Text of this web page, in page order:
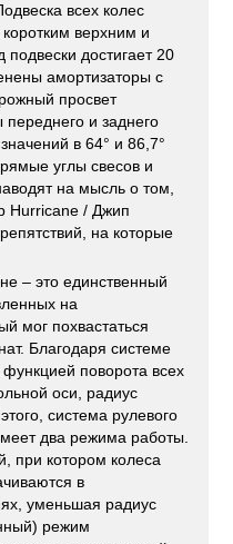
всех колес
верхним и
достигает 20
амортизаторы с
просвет
и заднего
в 64° и 86,7°
углы свесов и
на мысль о том,
Hurricane / Джип
на которые
– это единственный
на
мог похвастаться
Благодаря системе
поворота всех
оси, радиус
система рулевого
два режима работы.
при котором колеса
в
уменьшая радиус
режим